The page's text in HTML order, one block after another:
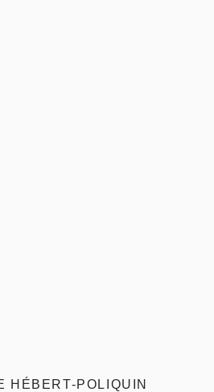
HÉBERT-POLIQUIN